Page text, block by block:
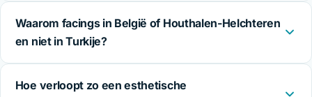
Waarom facings in België of Houthalen-Helchteren
en niet in Turkije?
Hoe verloopt zo een esthetische